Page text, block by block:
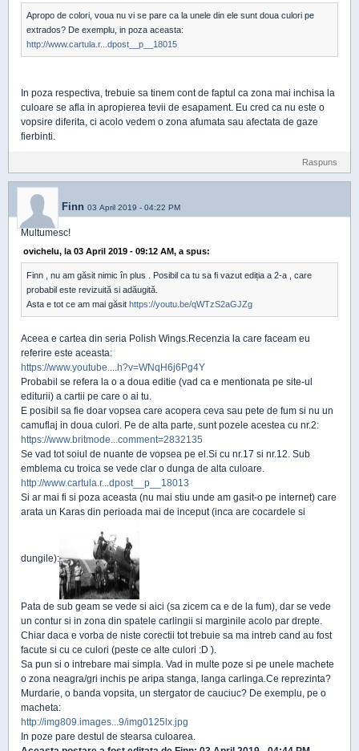
Apropo de colori, voua nu vi se pare ca la unele din ele sunt doua culori pe
extrados? De exemplu, in poza aceasta:
http://www.cartula.r...dpost__p__18015
In poza respectiva, trebuie sa tinem cont de faptul ca zona mai inchisa la
culoare se afla in apropierea tevii de esapament. Eu cred ca nu este o
vopsire diferita, ci acolo vedem o zona afumata sau afectata de gaze
fierbinti.
Raspuns
Finn 03 April 2019 - 04:22 PM
Multumesc!
ovichelu, la 03 April 2019 - 09:12 AM, a spus:
Finn , nu am găsit nimic în plus . Posibil ca tu sa fi vazut ediția a 2-a , care
probabil este revizuită si adăugită.
Asta e tot ce am mai găsit https://youtu.be/qWTzS2aGJZg
Aceea e cartea din seria Polish Wings.Recenzia la care faceam eu
referire este aceasta:
https://www.youtube....h?v=WNqH6j6Pg4Y
Probabil se refera la o a doua editie (vad ca e mentionata pe site-ul
editurii) a cartii pe care o ai tu.
E posibil sa fie doar vopsea care acopera ceva sau pete de fum si nu un
camuflaj in doua culori. Pe de alta parte, sunt pozele acestea cu nr.2:
https://www.britmode...comment=2832135
Se vad tot soiul de nuante de vopsea pe el.Si cu nr.17 si nr.12. Sub
emblema cu troica se vede clar o dunga de alta culoare.
http://www.cartula.r...dpost__p__18013
Si ar mai fi si poza aceasta (nu mai stiu unde am gasit-o pe internet) care
arata un Karas din perioada mai de inceput (inca are cocardele si
dungile):
Pata de sub geam se vede si aici (sa zicem ca e de la fum), dar se vede
un contur si in zona din spatele carlingii si marginile acolo par drepte.
Chiar daca e vorba de niste corectii tot trebuie sa ma intreb cand au fost
facute si cu ce culori (peste ce alte culori :D ).
Sa pun si o intrebare mai simpla. Vad in multe poze si pe unele machete
o zona neagra/gri inchis pe aripa stanga, langa carlinga.Ce reprezinta?
Murdarie, o banda vopsita, un stergator de cauciuc? De exemplu, pe o
macheta:
http://img809.images...9/img0125lx.jpg
In poze pare destul de stearsa culoarea.